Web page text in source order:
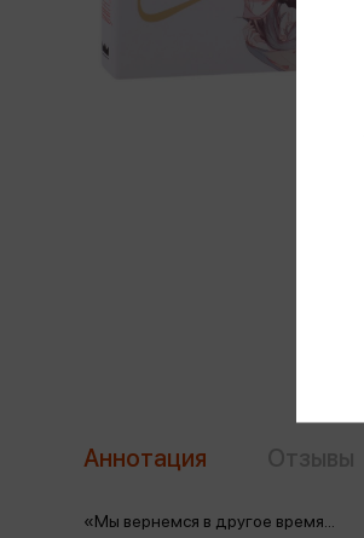
Аннотация
«Мы вернемся в другое время...